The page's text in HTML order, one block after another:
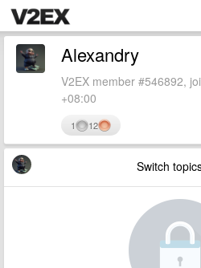
Alexandry
V2EX member #546892,
+08:00
1 12
Switch